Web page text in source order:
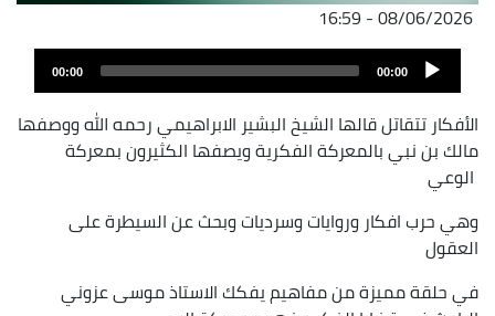
08/06/2026 - 16:59
ملف
الصوت
Audio
Player
00:00
00:00
الأفكار تتقاتل قالها الشيخ البشير الابراهيمي رحمه الله ووصفها
مالك بن نبي بالمعركة الفكرية ويصفها الكثيرون بمعركة
وهي حرب افكار وروايات وسرديات وبحث عن السيطرة على
العقول
في حلقة مميزة من مفاهيم يفكك الاستاذ موسى عزوني